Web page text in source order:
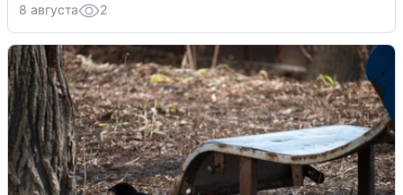
8 августа 2